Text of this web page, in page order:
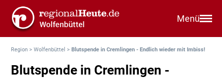
Menü
Region >Wolfenbüttel >Blutspende in Cremlingen - Endlich wieder mit Imbiss!
Blutspende in Cremlingen -